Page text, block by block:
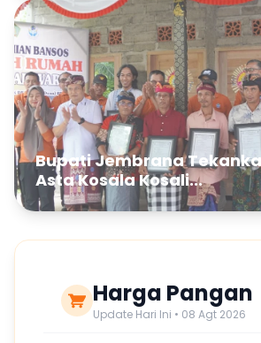
Bupati Jembrana
Asta Kosala Kosali...
Harga Pangan
Update Hari Ini • 08 Agt 2026